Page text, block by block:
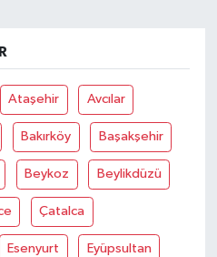
Ataşehir Avcılar
Bakırköy Başakşehir
Beykoz Beylikdüzü
Çatalca
Esenyurt Eyüpsultan